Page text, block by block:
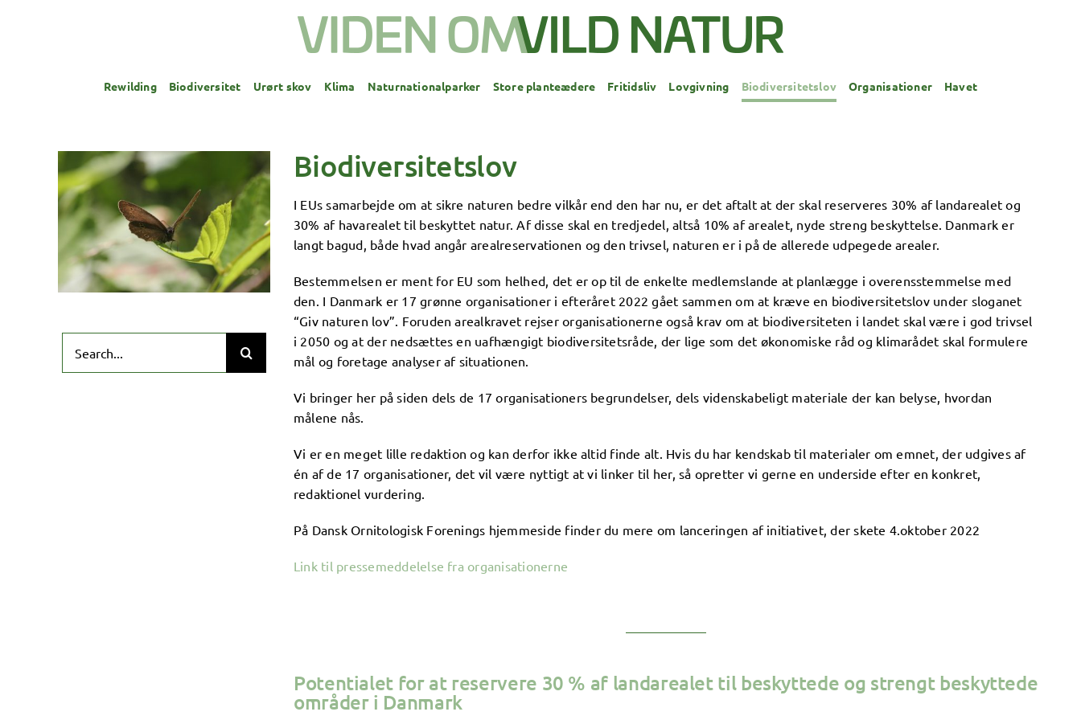
Rewilding Biodiversitet Urørt skov Klima Naturnationalparker Store planteædere Fritidsliv Lovgivning Biodiversitetslov Organisationer Havet
for:
Biodiversitetslov
I EUs samarbejde om at sikre naturen bedre vilkår end den har nu, er det aftalt at der skal reserveres 30% af landarealet og
30% af havarealet til beskyttet natur. Af disse skal en tredjedel, altså 10% af arealet, nyde streng beskyttelse. Danmark er
langt bagud, både hvad angår arealreservationen og den trivsel, naturen er i på de allerede udpegede arealer.
Bestemmelsen er ment for EU som helhed, det er op til de enkelte medlemslande at planlægge i overensstemmelse med
den. I Danmark er 17 grønne organisationer i efteråret 2022 gået sammen om at kræve en biodiversitetslov under sloganet
“Giv naturen lov”. Foruden arealkravet rejser organisationerne også krav om at biodiversiteten i landet skal være i god trivsel
i 2050 og at der nedsættes en uafhængigt biodiversitetsråde, der lige som det økonomiske råd og klimarådet skal formulere
mål og foretage analyser af situationen.
Vi bringer her på siden dels de 17 organisationers begrundelser, dels videnskabeligt materiale der kan belyse, hvordan
målene nås.
Vi er en meget lille redaktion og kan derfor ikke altid finde alt. Hvis du har kendskab til materialer om emnet, der udgives af
én af de 17 organisationer, det vil være nyttigt at vi linker til her, så opretter vi gerne en underside efter en konkret,
redaktionel vurdering.
På Dansk Ornitologisk Forenings hjemmeside finder du mere om lanceringen af initiativet, der skete 4.oktober 2022
Link til pressemeddelelse fra organisationerne
Potentialet for at reservere 30 % af landarealet til beskyttede og strengt beskyttede
områder i Danmark